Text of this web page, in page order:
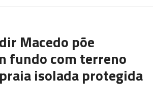
Macedo põe
fundo com terreno
isolada protegida